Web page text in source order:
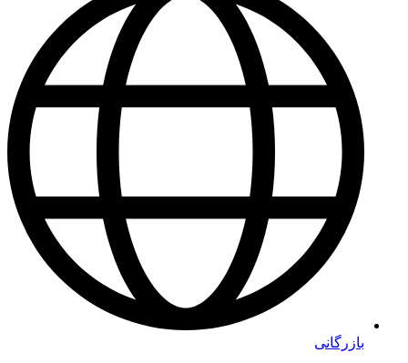
بازرگانی